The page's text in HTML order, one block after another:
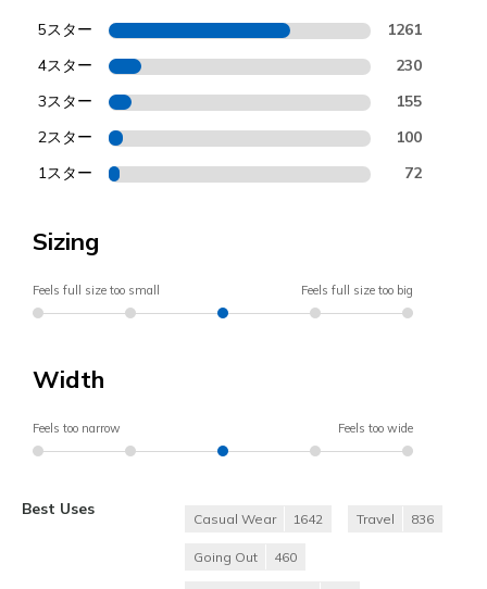
5スター 1261
4スター 230
3スター 155
2スター 100
1スター 72
Sizing
Feels full size too small Feels full size too big
Width
Feels too narrow Feels too wide
Best Uses
Casual Wear 1642 Travel 836
Going Out 460